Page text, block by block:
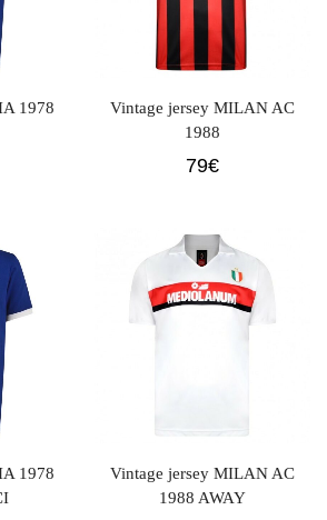
1978
Vintage jersey MILAN AC
1988
79€
1978
Vintage jersey MILAN AC
1988 AWAY